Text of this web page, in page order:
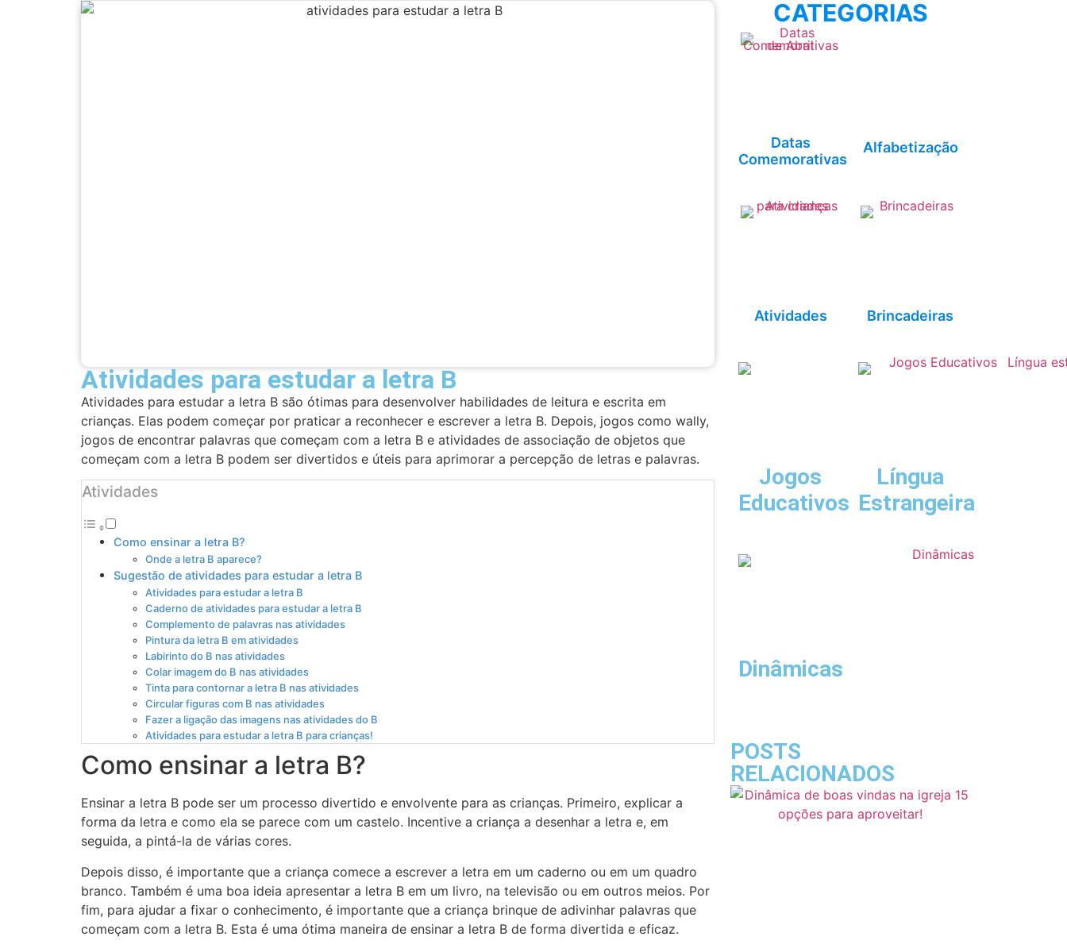
Atividades para estudar a letra B
Atividades para estudar a letra B são ótimas para desenvolver habilidades de leitura e escrita em
crianças. Elas podem começar por praticar a reconhecer e escrever a letra B. Depois, jogos como wally,
jogos de encontrar palavras que começam com a letra B e atividades de associação de objetos que
começam com a letra B podem ser divertidos e úteis para aprimorar a percepção de letras e palavras.
Atividades
Como ensinar a letra B?
Onde a letra B aparece?
Sugestão de atividades para estudar a letra B
Atividades para estudar a letra B
Caderno de atividades para estudar a letra B
Complemento de palavras nas atividades
Pintura da letra B em atividades
Labirinto do B nas atividades
Colar imagem do B nas atividades
Tinta para contornar a letra B nas atividades
Circular figuras com B nas atividades
Fazer a ligação das imagens nas atividades do B
Atividades para estudar a letra B para crianças!
Como ensinar a letra B?
Ensinar a letra B pode ser um processo divertido e envolvente para as crianças. Primeiro, explicar a
forma da letra e como ela se parece com um castelo. Incentive a criança a desenhar a letra e, em
seguida, a pintá-la de várias cores.
Depois disso, é importante que a criança comece a escrever a letra em um caderno ou em um quadro
branco. Também é uma boa ideia apresentar a letra B em um livro, na televisão ou em outros meios. Por
fim, para ajudar a fixar o conhecimento, é importante que a criança brinque de adivinhar palavras que
começam com a letra B. Esta é uma ótima maneira de ensinar a letra B de forma divertida e eficaz.
CATEGORIAS
Datas
Comemorativas
Alfabetização
Atividades Brincadeiras
Jogos
Educativos
Língua
Estrangeira
Dinâmicas
POSTS
RELACIONADOS